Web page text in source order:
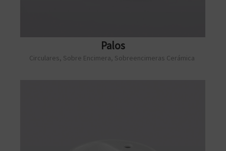
Palos
Circulares, Sobre Encimera, Sobreencimeras Cerámica